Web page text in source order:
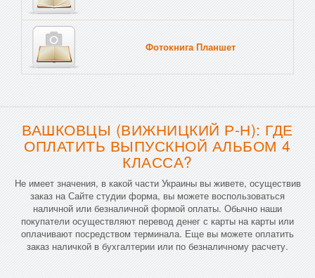
Фотокнига Планшет
ВАШКОВЦЫ (ВИЖНИЦКИЙ Р-Н): ГДЕ
ОПЛАТИТЬ ВЫПУСКНОЙ АЛЬБОМ 4
КЛАССА?
Не имеет значения, в какой части Украины вы живете, осуществив
заказ на Сайте студии форма, вы можете воспользоваться
наличной или безналичной формой оплаты. Обычно наши
покупатели осуществляют перевод денег с карты на карты или
оплачивают посредством терминала. Еще вы можете оплатить
заказ наличкой в бухгалтерии или по безналичному расчету.